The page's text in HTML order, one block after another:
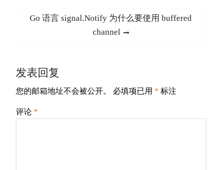
Next
Go 语言 signal.Notify 为什么要使用 buffered
channel
发表回复
您的邮箱地址不会被公开。 必填项已用 * 标注
评论 *